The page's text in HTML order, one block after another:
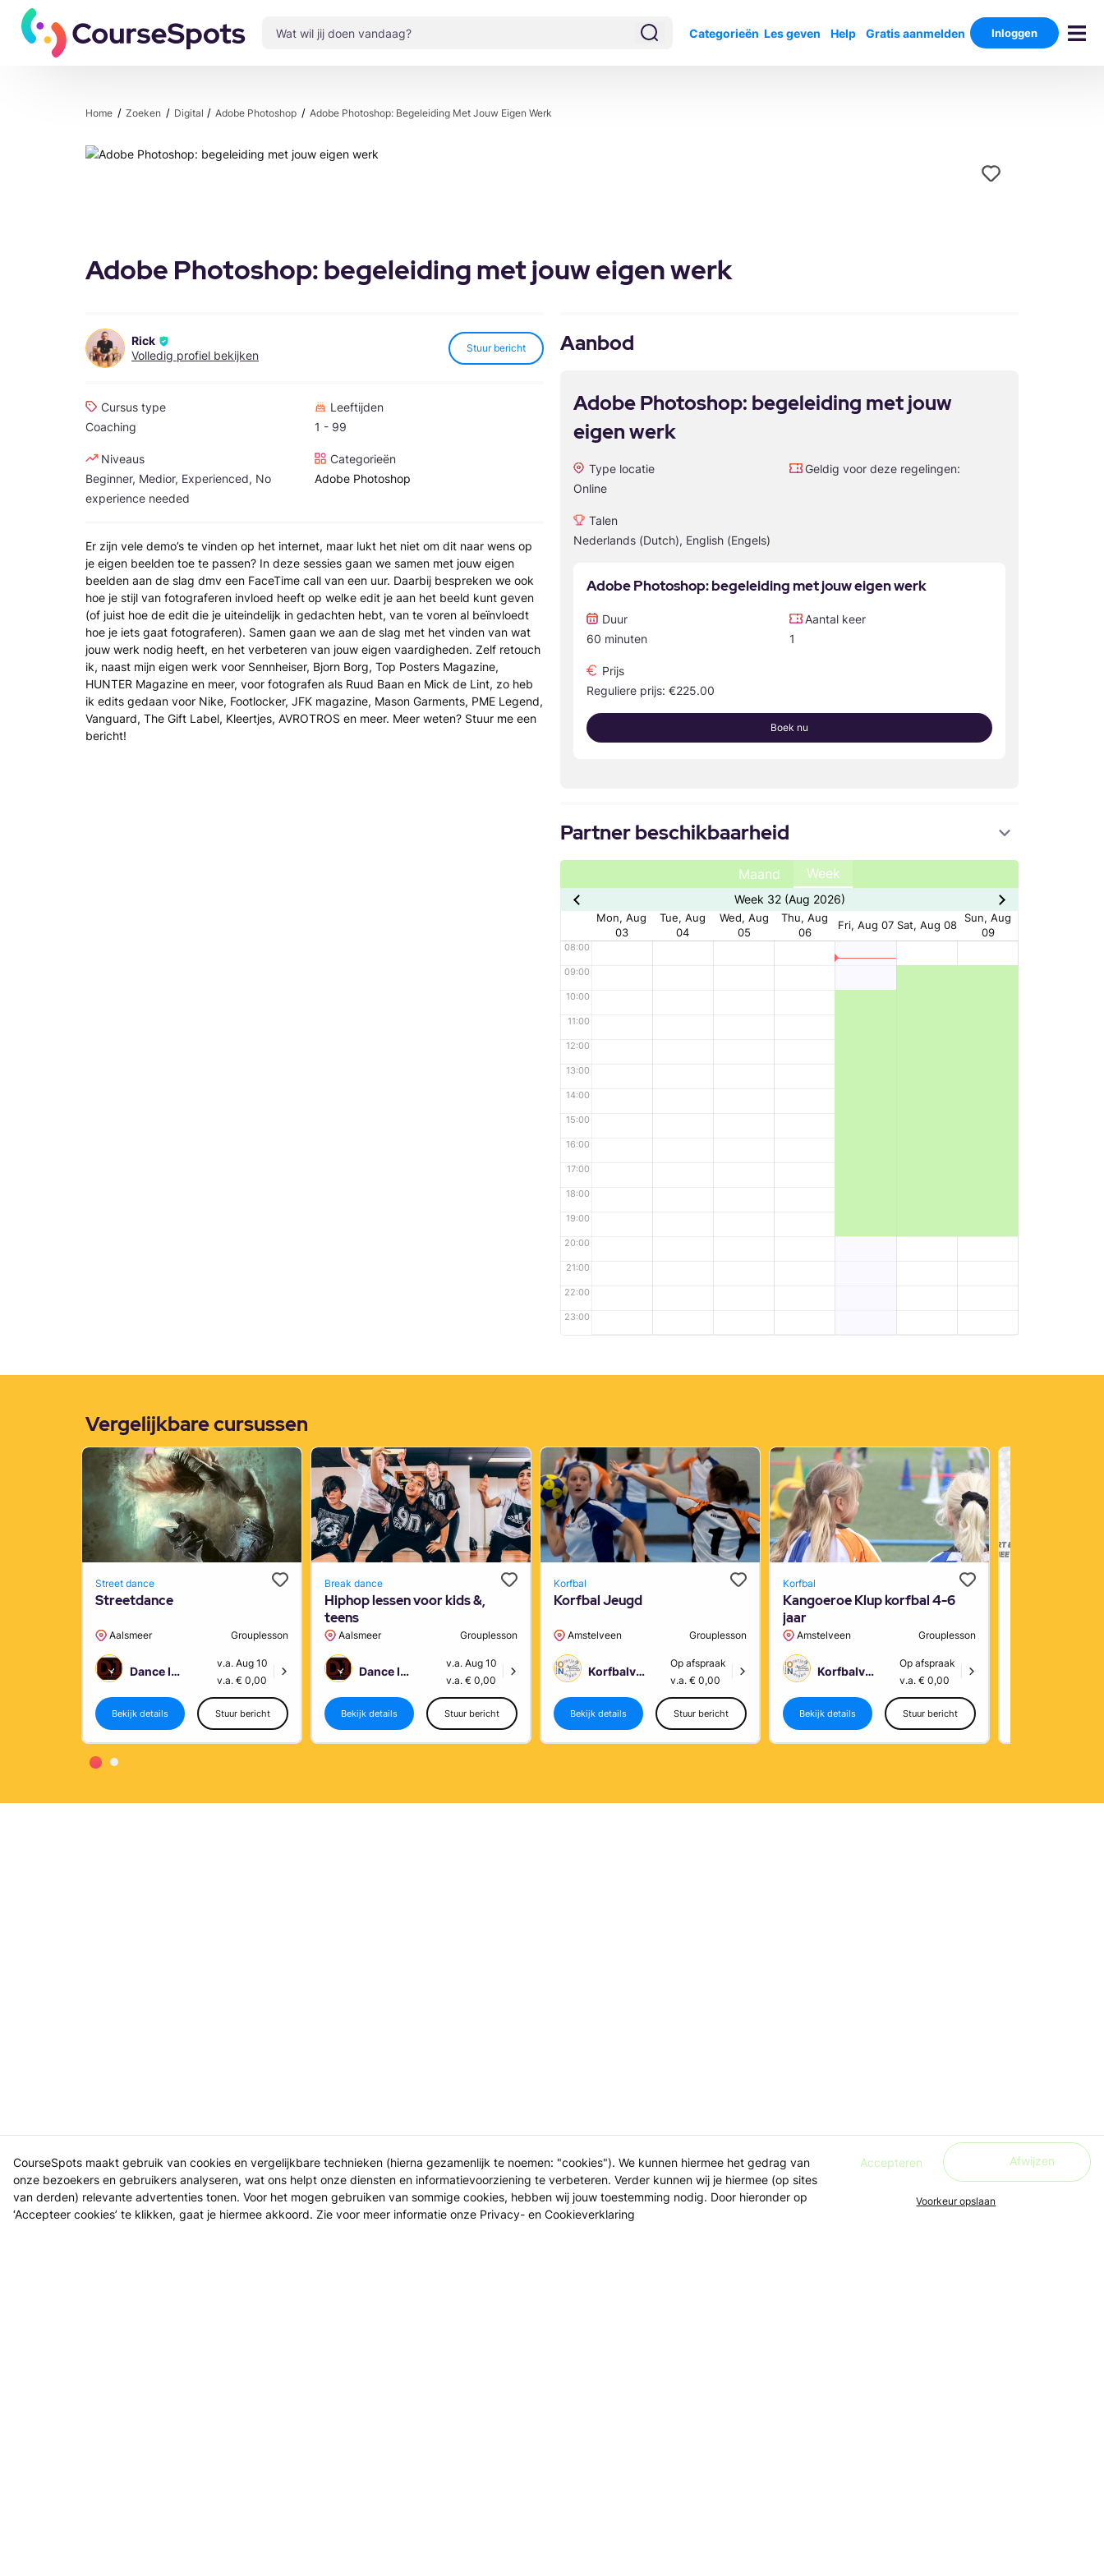
CourseSpots maakt gebruik van cookies en vergelijkbare technieken (hierna gezamenlijk te noemen: "cookies"). We kunnen hiermee het gedrag van
onze bezoekers en gebruikers analyseren, wat ons helpt onze diensten en informatievoorziening te verbeteren. Verder kunnen wij je hiermee (op sites
van derden) relevante advertenties tonen. Voor het mogen gebruiken van sommige cookies, hebben wij jouw toestemming nodig. Door hieronder op
‘Accepteer cookies’ te klikken, gaat je hiermee akkoord. Zie voor meer informatie onze Privacy- en Cookieverklaring
Accepteren Afwijzen
Voorkeur opslaan
Categorieën Les geven Help Gratis aanmelden Inloggen
Home Zoeken Digital Adobe Photoshop Adobe Photoshop: Begeleiding Met Jouw Eigen Werk
Adobe Photoshop: begeleiding met jouw eigen werk
Rick
Volledig profiel bekijken
Stuur bericht
Cursus type
Coaching
Leeftijden
1 - 99
Niveaus
Beginner, Medior, Experienced, No
experience needed
Categorieën
Adobe Photoshop
Er zijn vele demo’s te vinden op het internet, maar lukt het niet om dit naar wens op
je eigen beelden toe te passen? In deze sessies gaan we samen met jouw eigen
beelden aan de slag dmv een FaceTime call van een uur. Daarbij bespreken we ook
hoe je stijl van fotograferen invloed heeft op welke edit je aan het beeld kunt geven
(of juist hoe de edit die je uiteindelijk in gedachten hebt, van te voren al beïnvloedt
hoe je iets gaat fotograferen). Samen gaan we aan de slag met het vinden van wat
jouw werk nodig heeft, en het verbeteren van jouw eigen vaardigheden. Zelf retouch
ik, naast mijn eigen werk voor Sennheiser, Bjorn Borg, Top Posters Magazine,
HUNTER Magazine en meer, voor fotografen als Ruud Baan en Mick de Lint, zo heb
ik edits gedaan voor Nike, Footlocker, JFK magazine, Mason Garments, PME Legend,
Vanguard, The Gift Label, Kleertjes, AVROTROS en meer. Meer weten? Stuur me een
bericht!
Aanbod
Adobe Photoshop: begeleiding met jouw
eigen werk
Type locatie
Online
Geldig voor deze regelingen:
Talen
Nederlands (Dutch), English (Engels)
Adobe Photoshop: begeleiding met jouw eigen werk
Duur
60 minuten
Aantal keer
1
Prijs
Reguliere prijs: €225.00
Boek nu
Partner beschikbaarheid
Maand Week
Week 32 (Aug 2026)
Mon, Aug
03
Tue, Aug
04
Wed, Aug
05
Thu, Aug
06
Fri, Aug 07 Sat, Aug 08
Sun, Aug
09
08:00
09:00
10:00
11:00
12:00
13:00
14:00
15:00
16:00
17:00
18:00
19:00
20:00
21:00
22:00
23:00
Vergelijkbare cursussen
Street dance
Streetdance
Aalsmeer Grouplesson
Dance Improvement
v.a. Aug 10
v.a. € 0,00
Bekijk details Stuur bericht
Break dance
Hiphop lessen voor kids &,
teens
Aalsmeer Grouplesson
Dance Improvement
v.a. Aug 10
v.a. € 0,00
Bekijk details Stuur bericht
Korfbal
Korfbal Jeugd
Amstelveen Grouplesson
Korfbalvereniging Oranje Nassau Amstelveen
Op afspraak
v.a. € 0,00
Bekijk details Stuur bericht
Korfbal
Kangoeroe Klup korfbal 4-6
jaar
Amstelveen Grouplesson
Korfbalvereniging Oranje Nassau Amstelveen
Op afspraak
v.a. € 0,00
Bekijk details Stuur bericht